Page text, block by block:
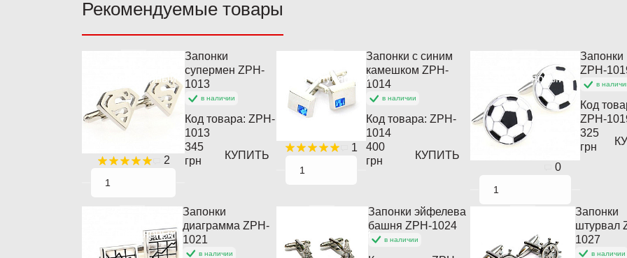
Рекомендуемые товары
Популярный
2
Запонки
супермен ZPH-
1013
в наличии
Код товара:ZPH-
1013
345
грн
КУПИТЬ
Популярный
1
Запонки с синим
камешком ZPH-
1014
в наличии
Код товара:ZPH-
1014
400
грн
КУПИТЬ
Популярный
0
Запонки
ZPH-
в
Код
ZPH-
325
грн
Популярный
Запонки
диаграмма ZPH-
1021
в наличии
Запонки эйфелева
башня ZPH-1024
в наличии Популярный
Запонки
штурвал
1027
в наличии